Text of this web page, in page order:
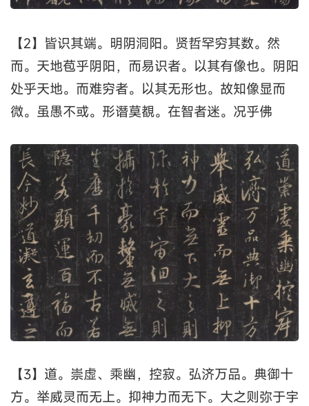
【2】皆识其端。明阴洞阳。贤哲罕穷其数。然
而。天地苞乎阴阳，而易识者。以其有像也。阴阳
处乎天地。而难穷者。以其无形也。故知像显而
微。虽愚不或。形谮莫覩。在智者迷。况乎佛
【3】道。崇虚、乘幽，控寂。弘济万品。典御十
方。举威灵而无上。抑神力而无下。大之则弥于宇